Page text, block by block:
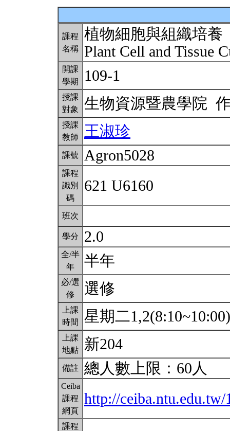
課程
名稱
植物細胞與組織培養
Plant Cell and Tissue
開課
學期
109-1
授課
對象
生物資源暨農學院
授課
教師
王淑珍
課號 Agron5028
課程
識別
碼
621 U6160
班次
學分 2.0
全/半
年
半年
必/選
修
選修
上課
時間
星期二
上課
地點
新204
備註 總人數上限：60人
Ceiba
課程
網頁
http://
課程